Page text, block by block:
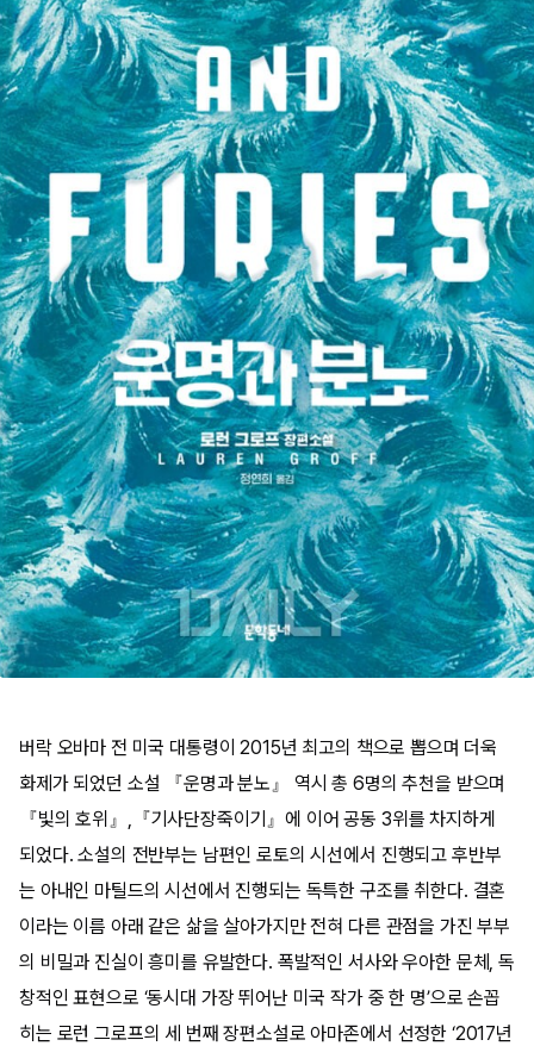
버락 오바마 전 미국 대통령이 2015년 최고의 책으로 뽑으며 더욱
화제가 되었던 소설 『운명과 분노』 역시 총 6명의 추천을 받으며
『빛의 호위』,『기사단장죽이기』에 이어 공동 3위를 차지하게
되었다. 소설의 전반부는 남편인 로토의 시선에서 진행되고 후반부
는 아내인 마틸드의 시선에서 진행되는 독특한 구조를 취한다. 결혼
이라는 이름 아래 같은 삶을 살아가지만 전혀 다른 관점을 가진 부부
의 비밀과 진실이 흥미를 유발한다. 폭발적인 서사와 우아한 문체, 독
창적인 표현으로 ‘동시대 가장 뛰어난 미국 작가 중 한 명’으로 손꼽
히는 로런 그로프의 세 번째 장편소설로 아마존에서 선정한 ‘2017년